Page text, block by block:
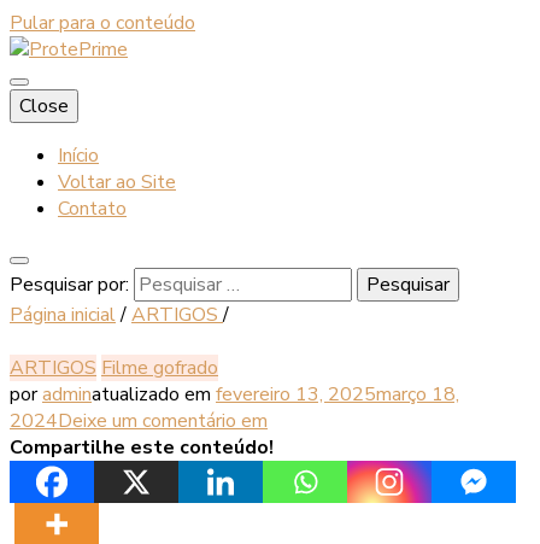
Pular para o conteúdo
ProtePrime
Blog
Close
Início
Voltar ao Site
Contato
Pesquisar por:
Página inicial/ARTIGOS/
ARTIGOS Filme gofrado
poradminatualizado em fevereiro 13, 2025março 18,
2024Deixe um comentário em
Compartilhe este conteúdo!